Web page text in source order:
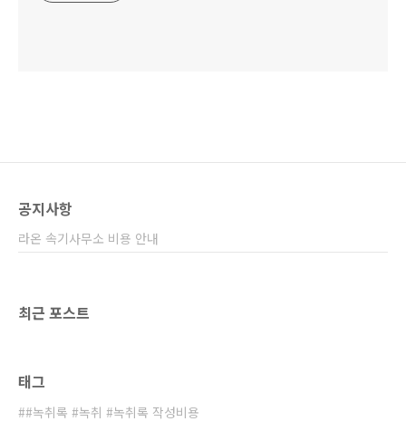
공지사항
라온 속기사무소 비용 안내
최근 포스트
태그
#녹취록 #녹취 #녹취록 작성비용